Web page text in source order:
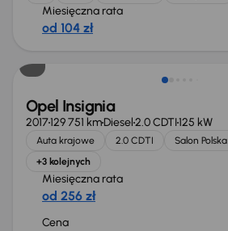
Miesięczna rata
od 104 zł
Opel Insignia
2017129 751 kmDiesel2.0 CDTI125 kW
Auta krajowe 2.0 CDTI Salon Polska
+3 kolejnych
Miesięczna rata
od 256 zł
Cena